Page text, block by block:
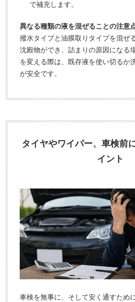
で補充します。
異なる種類の液を混ぜることの注意
撥水タイプと油膜取りタイプを混ぜ
沈殿物ができ、詰まりの原因になる
を変える際は、既存液を使い切るか
が安全です。
タイヤやワイパー、車検前
イント
車検を無事に、そして安く通すため